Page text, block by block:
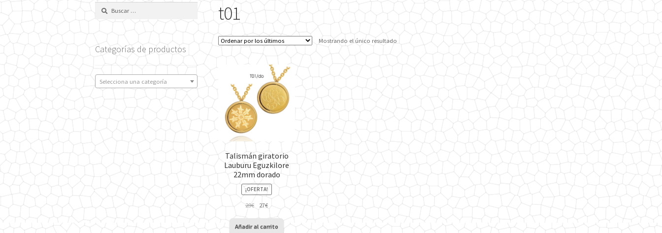
t01
Mostrando el único resultado
Talismán giratorio
Lauburu Eguzkilore
22mm dorado
¡OFERTA!
29€
original
27€El
precio
actual
Añadir al carrito
Categorías de productos
Selecciona una categoría